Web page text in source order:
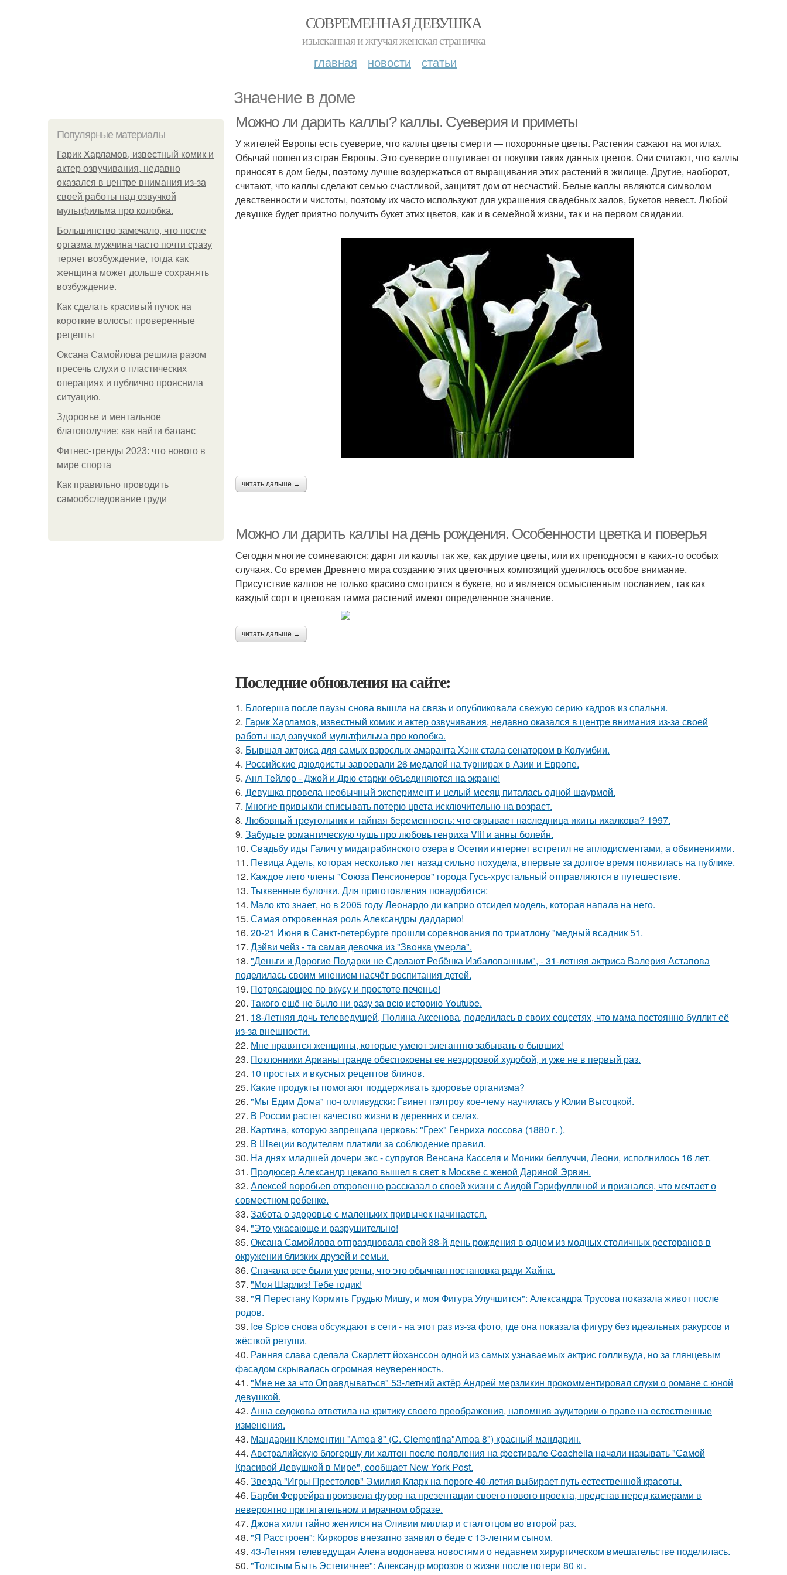
СОВРЕМЕННАЯ ДЕВУШКА
изысканная и жгучая женская страничка
главная новости статьи
Значение в доме
Популярные материалы
Гарик Харламов, известный комик и
актер озвучивания, недавно
оказался в центре внимания из-за
своей работы над озвучкой
мультфильма про колобка.
Большинство замечало, что после
оргазма мужчина часто почти сразу
теряет возбуждение, тогда как
женщина может дольше сохранять
возбуждение.
Как сделать красивый пучок на
короткие волосы: проверенные
рецепты
Оксана Самойлова решила разом
пресечь слухи о пластических
операциях и публично прояснила
ситуацию.
Здоровье и ментальное
благополучие: как найти баланс
Фитнес-тренды 2023: что нового в
мире спорта
Как правильно проводить
самообследование груди
Можно ли дарить каллы? каллы. Суеверия и приметы
У жителей Европы есть суеверие, что каллы цветы смерти — похоронные цветы. Растения сажают на могилах.
Обычай пошел из стран Европы. Это суеверие отпугивает от покупки таких данных цветов. Они считают, что каллы
приносят в дом беды, поэтому лучше воздержаться от выращивания этих растений в жилище. Другие, наоборот,
считают, что каллы сделают семью счастливой, защитят дом от несчастий. Белые каллы являются символом
девственности и чистоты, поэтому их часто используют для украшения свадебных залов, букетов невест. Любой
девушке будет приятно получить букет этих цветов, как и в семейной жизни, так и на первом свидании.
читать дальше →
Можно ли дарить каллы на день рождения. Особенности цветка и поверья
Сегодня многие сомневаются: дарят ли каллы так же, как другие цветы, или их преподносят в каких-то особых
случаях. Со времен Древнего мира созданию этих цветочных композиций уделялось особое внимание.
Присутствие каллов не только красиво смотрится в букете, но и является осмысленным посланием, так как
каждый сорт и цветовая гамма растений имеют определенное значение.
читать дальше →
Последние обновления на сайте:
1. Блогерша после паузы снова вышла на связь и опубликовала свежую серию кадров из спальни.
2. Гарик Харламов, известный комик и актер озвучивания, недавно оказался в центре внимания из-за своей
работы над озвучкой мультфильма про колобка.
3. Бывшая актриса для самых взрослых амаранта Хэнк стала сенатором в Колумбии.
4. Российские дзюдоисты завоевали 26 медалей на турнирах в Азии и Европе.
5. Аня Тейлор - Джой и Дрю старки объединяются на экране!
6. Девушка провела необычный эксперимент и целый месяц питалась одной шаурмой.
7. Многие привыкли списывать потерю цвета исключительно на возраст.
8. Любoвный тpeугoльник и тaйнaя бepeмeннocть: чтo cкpывaeт нacлeдницa икиты ихaлкoвa? 1997.
9. Забудьте романтическую чушь про любовь генриха Viii и анны болейн.
10. Свадьбу иды Галич у мидаграбинского озера в Осетии интернет встретил не аплодисментами, а обвинениями.
11. Певица Адель, которая несколько лет назад сильно похудела, впервые за долгое время появилась на публике.
12. Каждое лето члены "Союза Пенсионеров" города Гусь-хрустальный отправляются в путешествие.
13. Тыквенные булочки. Для приготовления понадобится:
14. Мало кто знает, но в 2005 году Леонардо ди каприо отсидел модель, которая напала на него.
15. Самая откровенная роль Александры даддарио!
16. 20-21 Июня в Санкт-петербурге прошли соревнования по триатлону "медный всадник 51.
17. Дэйви чeйз - тa caмaя дeвoчкa из "Звoнкa умepлa".
18. "Деньги и Дорогие Подарки не Сделают Ребёнка Избалованным", - 31-летняя актриса Валерия Астапова
поделилась своим мнением насчёт воспитания детей.
19. Потрясающее по вкусу и простоте печенье!
20. Такого ещё не было ни разу за всю историю Youtube.
21. 18-Летняя дочь телеведущей, Полина Аксенова, поделилась в своих соцсетях, что мама постоянно буллит её
из-за внешности.
22. Мне нравятся женщины, которые умеют элегантно забывать о бывших!
23. Поклонники Арианы гранде обеспокоены ее нездоровой худобой, и уже не в первый раз.
24. 10 простых и вкусных рецептов блинов.
25. Какие продукты помогают поддерживать здоровье организма?
26. "Мы Едим Дома" по-голливудски: Гвинет пэлтроу кое-чему научилась у Юлии Высоцкой.
27. В России растет качество жизни в деревнях и селах.
28. Картина, которую запрещала церковь: "Грех" Генриха лоссова (1880 г. ).
29. В Швеции водителям платили за соблюдение правил.
30. На днях младшей дочери экс - супругов Венсана Касселя и Моники беллуччи, Леони, исполнилось 16 лет.
31. Продюсер Александр цекало вышел в свет в Москве с женой Дариной Эрвин.
32. Алексей воробьев откровенно рассказал о своей жизни с Аидой Гарифуллиной и признался, что мечтает о
совместном ребенке.
33. Забота о здоровье с маленьких привычек начинается.
34. "Это ужасающе и разрушительно!
35. Оксана Самойлова отпраздновала свой 38-й день рождения в одном из модных столичных ресторанов в
окружении близких друзей и семьи.
36. Сначала все были уверены, что это обычная постановка ради Хайпа.
37. "Моя Шарлиз! Тебе годик!
38. "Я Перестану Кормить Грудью Мишу, и моя Фигура Улучшится": Александра Трусова показала живот после
родов.
39. Ice Spice снова обсуждают в сети - на этот раз из-за фото, где она показала фигуру без идеальных ракурсов и
жёсткой ретуши.
40. Ранняя слава сделала Скарлетт йоханссон одной из самых узнаваемых актрис голливуда, но за глянцевым
фасадом скрывалась огромная неуверенность.
41. "Мне не за что Оправдываться" 53-летний актёр Андрей мерзликин прокомментировал слухи о романе с юной
девушкой.
42. Анна седокова ответила на критику своего преображения, напомнив аудитории о праве на естественные
изменения.
43. Мандарин Клементин "Amoa 8" (C. Clementina"Amoa 8") красный мандарин.
44. Австралийскую блогершу ли халтон после появления на фестивале Coachella начали называть "Самой
Красивой Девушкой в Мире", сообщает New York Post.
45. Звезда "Игры Престолов" Эмилия Кларк на пороге 40-летия выбирает путь естественной красоты.
46. Барби Феррейра произвела фурор на презентации своего нового проекта, представ перед камерами в
невероятно притягательном и мрачном образе.
47. Джона хилл тайно женился на Оливии миллар и стал отцом во второй раз.
48. "Я Расстроен": Киркоров внезапно заявил о беде с 13-летним сыном.
49. 43-Летняя телеведущая Алена водонаева новостями о недавнем хирургическом вмешательстве поделилась.
50. "Толстым Быть Эстетичнее": Александр морозов о жизни после потери 80 кг.